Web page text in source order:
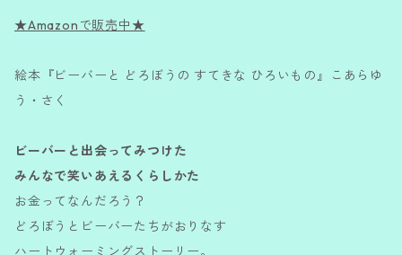
★Amazonで販売中★
絵本『ビーバーと どろぼうの すてきな ひろいもの』こあらゆ
う・さく
ビーバーと出会ってみつけた
みんなで笑いあえるくらしかた
お金ってなんだろう？
どろぼうとビーバーたちがおりなす
ハートウォーミングストーリー。